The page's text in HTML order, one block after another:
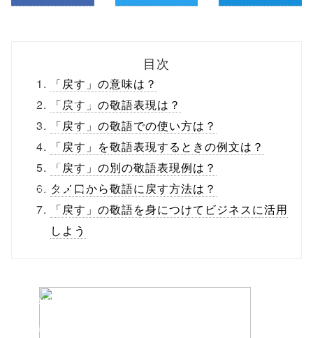
ml/wp-
content/themes
/tapbiz_theme/
parts/sns-
buttons.php on
line10
/1040368"
w.open(this.hre
f, 'Gwindow',
目次
「戻す」の意味は？
「戻す」の敬語表現は？
「戻す」の敬語での使い方は？
「戻す」を敬語表現するときの例文は？
「戻す」の別の敬語表現例は？
タメ口から敬語に戻す方法は？
「戻す」の敬語を身につけてビジネスに活用
しよう